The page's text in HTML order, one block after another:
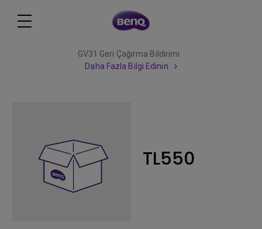
GV31 Geri Çağırma Bildirimi
Daha Fazla Bilgi Edinin
TL550